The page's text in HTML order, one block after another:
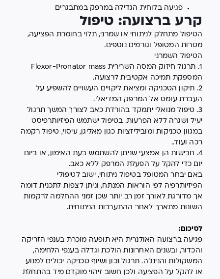
פגיעה בלוחית הגדילה במרפק במתבגרים
קרע ברצועה: טיפול
הטיפול מתחלק לניתוחי או שמרני, תלוי בחומרת הפציעה,
מטרות המטופל וגורמים נוספים.
הטיפול השמרני
1. תרגול חיזוק המסה השרירית Flexor-Pronator mass
המספקת תמיכה אקטיבית לרצועה.
2. תיקון הטכניקה ומציאת ליקויים העשויים להשפיע על
העברת עומס אל המרפק המדיאלי.
3. טיפול מנואלי יתמקד בהורדת כאב לצורך המשך תרגול
יעיל ושגרה ללא הפרעות. בטיפול ישתמש הפיזיותרפיסט
במגוון טכניקות ומוביליזציות כגון מאליגן, עיסוי, טיפול רקמה
רכה ועוד..
4. חבישות הן אמצעי שניתן להשתמש בעת האימון, או ביום
יום כדי להקל על הפעלת המרפק ללא כאב.
באם יבחר המטופל בטיפול ניתוחי, ישוב לטיפולי
הפיזיותרפיה לפי הוראות המנתח, וניתן לצפות לתכנית דומה
אך מדורגת לאורך זמן רב יותר שכן זמני ההחלמה לרקמות
השונות מתארך לאחר ההתערבות הניתוחית.
לסיכום:
פגיעה ברצועה האולנרית היא תופעה מוכרת בענפי הזריקה
והכדור, ובשנים האחרונות הולכת וגדלה בענפי הלחימה,
המשקולות והנינג'ה. תרגול נכון ושיוף טכניקה יכולים למנוע
או להקל על הפציעה ולכן חשוב זיהוי מוקדם מיד בהתחלת